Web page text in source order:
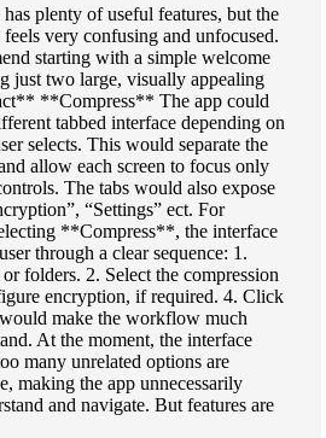
has plenty of useful features, but the
very confusing and unfocused.
starting with a simple welcome
just two large, visually appealing
**Compress** The app could
tabbed interface depending on
selects. This would separate the
allow each screen to focus only
The tabs would also expose
“Settings” ect. For
**Compress**, the interface
through a clear sequence: 1.
folders. 2. Select the compression
encryption, if required. 4. Click
make the workflow much
At the moment, the interface
many unrelated options are
making the app unnecessarily
and navigate. But features are